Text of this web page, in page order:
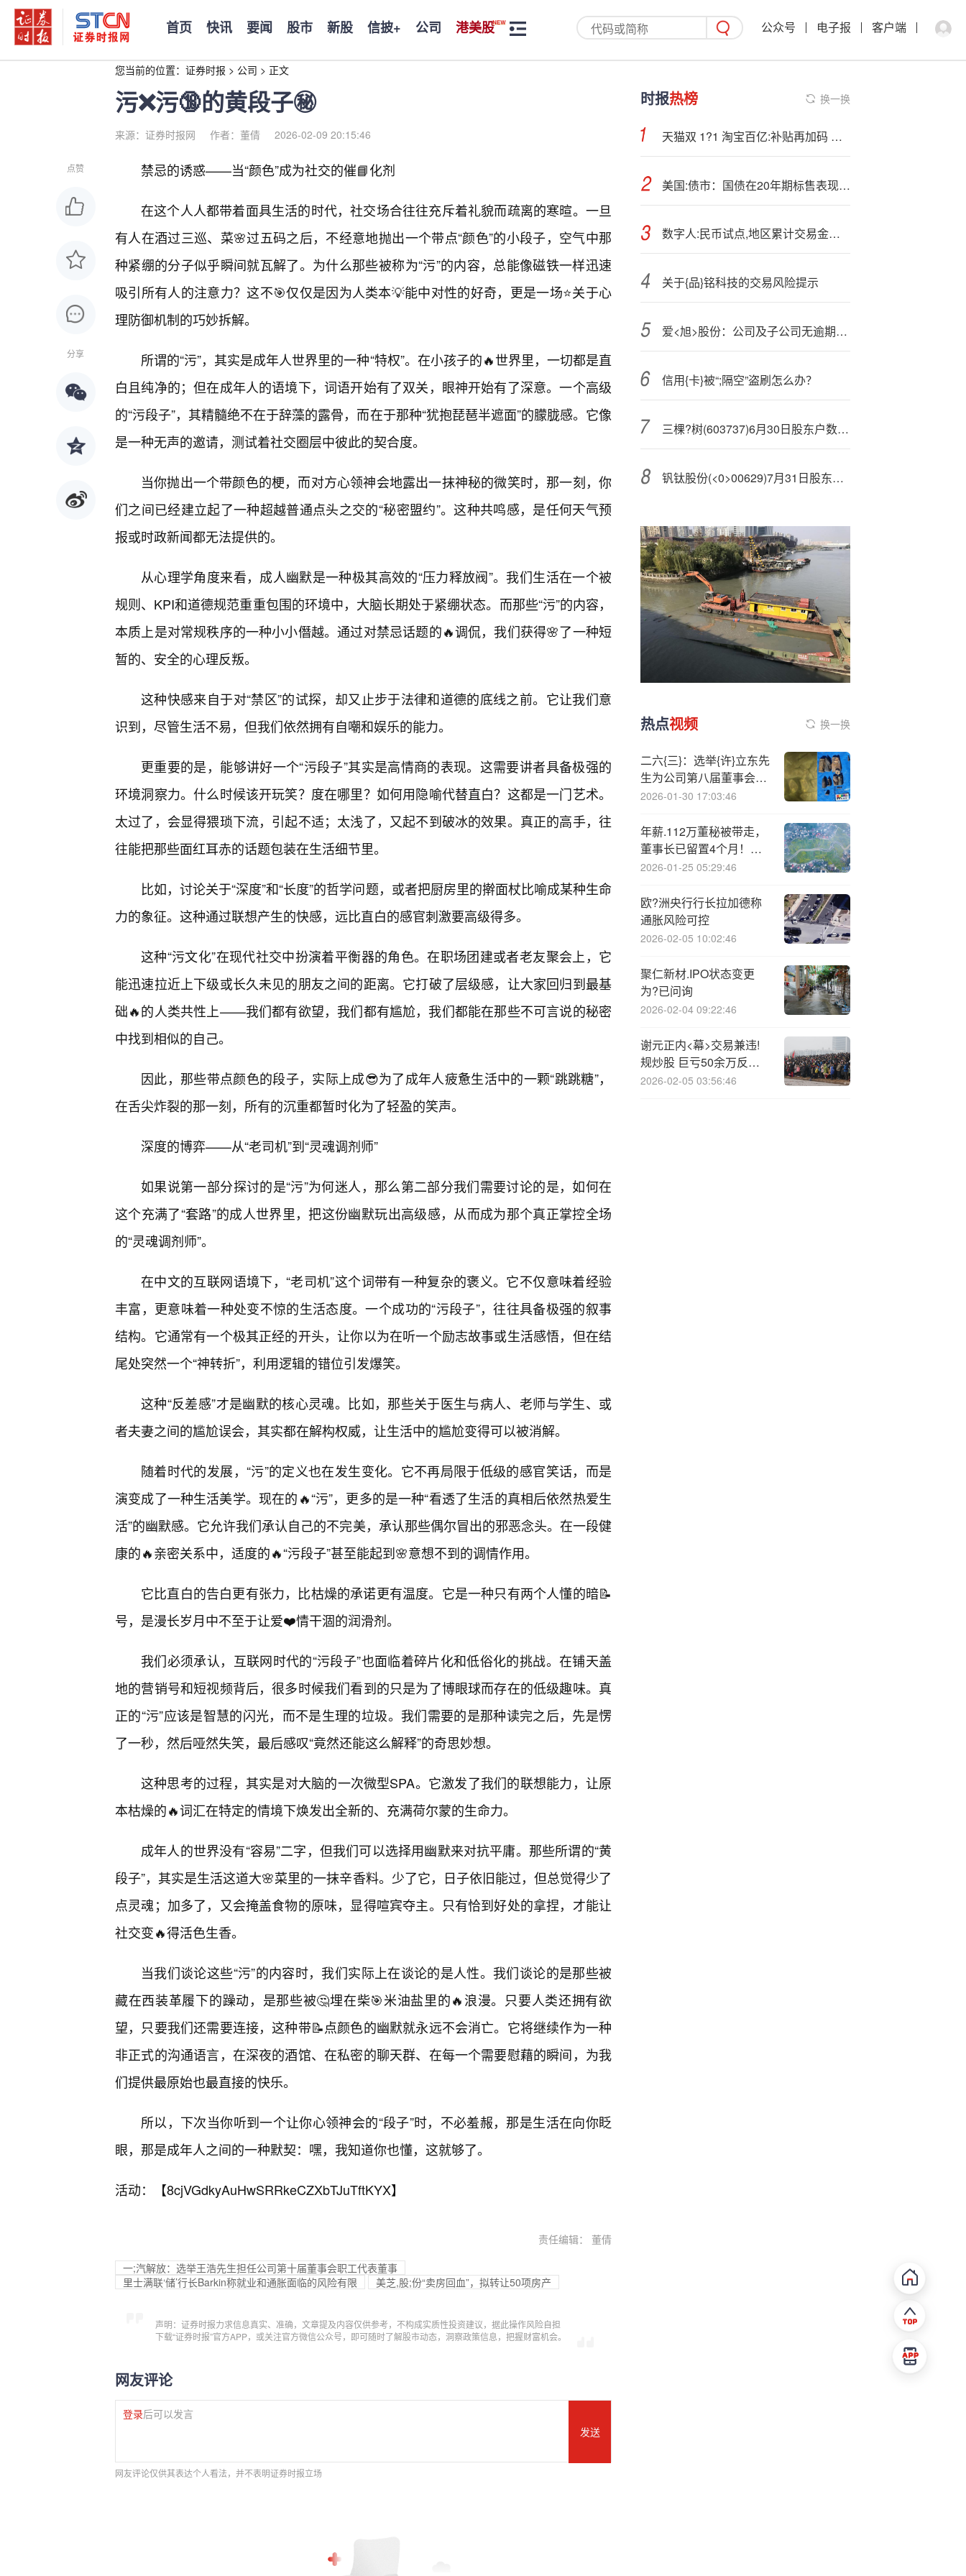
首页 快讯 要闻 股市 新股 信披+ 公司 港美股 公众号 电子报 客户端
您当前的位置： 证券时报 > 公司 > 正文
污❌污🔞的黄段子㊙️
来源：证券时报网 作者：董倩 2026-02-09 20:15:46
点赞
分享
禁忌的诱惑——当“颜色”成为社交的催📘化剂
在这个人人都带着面具生活的时代，社交场合往往充斥着礼貌而疏离的寒暄。一旦
有人在酒过三巡、菜🌸过五码之后，不经意地抛出一个带点“颜色”的小段子，空气中那
种紧绷的分子似乎瞬间就瓦解了。为什么那些被称为“污”的内容，总能像磁铁一样迅速
吸引所有人的注意力？这不🎯仅仅是因为人类本💡能中对性的好奇，更是一场⭐关于心
理防御机制的巧妙拆解。
所谓的“污”，其实是成年人世界里的一种“特权”。在小孩子的🔥世界里，一切都是直
白且纯净的；但在成年人的语境下，词语开始有了双关，眼神开始有了深意。一个高级
的“污段子”，其精髓绝不在于辞藻的露骨，而在于那种“犹抱琵琶半遮面”的朦胧感。它像
是一种无声的邀请，测试着社交圈层中彼此的契合度。
当你抛出一个带颜色的梗，而对方心领神会地露出一抹神秘的微笑时，那一刻，你
们之间已经建立起了一种超越普通点头之交的“秘密盟约”。这种共鸣感，是任何天气预
报或时政新闻都无法提供的。
从心理学角度来看，成人幽默是一种极其高效的“压力释放阀”。我们生活在一个被
规则、KPI和道德规范重重包围的环境中，大脑长期处于紧绷状态。而那些“污”的内容，
本质上是对常规秩序的一种小小僭越。通过对禁忌话题的🔥调侃，我们获得🌸了一种短
暂的、安全的心理反叛。
这种快感来自于对“禁区”的试探，却又止步于法律和道德的底线之前。它让我们意
识到，尽管生活不易，但我们依然拥有自嘲和娱乐的能力。
更重要的是，能够讲好一个“污段子”其实是高情商的表现。这需要讲者具备极强的
环境洞察力。什么时候该开玩笑？度在哪里？如何用隐喻代替直白？这都是一门艺术。
太过了，会显得猥琐下流，引起不适；太浅了，又起不到破冰的效果。真正的高手，往
往能把那些面红耳赤的话题包装在生活细节里。
比如，讨论关于“深度”和“长度”的哲学问题，或者把厨房里的擀面杖比喻成某种生命
力的象征。这种通过联想产生的快感，远比直白的感官刺激要高级得多。
这种“污文化”在现代社交中扮演着平衡器的角色。在职场团建或者老友聚会上，它
能迅速拉近上下级或长久未见的朋友之间的距离。它打破了层级感，让大家回归到最基
础🔥的人类共性上——我们都有欲望，我们都有尴尬，我们都能在那些不可言说的秘密
中找到相似的自己。
因此，那些带点颜色的段子，实际上成😎为了成年人疲惫生活中的一颗“跳跳糖”，
在舌尖炸裂的那一刻，所有的沉重都暂时化为了轻盈的笑声。
深度的博弈——从“老司机”到“灵魂调剂师”
如果说第一部分探讨的是“污”为何迷人，那么第二部分我们需要讨论的是，如何在
这个充满了“套路”的成人世界里，把这份幽默玩出高级感，从而成为那个真正掌控全场
的“灵魂调剂师”。
在中文的互联网语境下，“老司机”这个词带有一种复杂的褒义。它不仅意味着经验
丰富，更意味着一种处变不惊的生活态度。一个成功的“污段子”，往往具备极强的叙事
结构。它通常有一个极其正经的开头，让你以为在听一个励志故事或生活感悟，但在结
尾处突然一个“神转折”，利用逻辑的错位引发爆笑。
这种“反差感”才是幽默的核心灵魂。比如，那些关于医生与病人、老师与学生、或
者夫妻之间的尴尬误会，其实都在解构权威，让生活中的尴尬变得可以被消解。
随着时代的发展，“污”的定义也在发生变化。它不再局限于低级的感官笑话，而是
演变成了一种生活美学。现在的🔥“污”，更多的是一种“看透了生活的真相后依然热爱生
活”的幽默感。它允许我们承认自己的不完美，承认那些偶尔冒出的邪恶念头。在一段健
康的🔥亲密关系中，适度的🔥“污段子”甚至能起到🌸意想不到的调情作用。
它比直白的告白更有张力，比枯燥的承诺更有温度。它是一种只有两个人懂的暗📝
号，是漫长岁月中不至于让爱❤️情干涸的润滑剂。
我们必须承认，互联网时代的“污段子”也面临着碎片化和低俗化的挑战。在铺天盖
地的营销号和短视频背后，很多时候我们看到的只是为了博眼球而存在的低级趣味。真
正的“污”应该是智慧的闪光，而不是生理的垃圾。我们需要的是那种读完之后，先是愣
了一秒，然后哑然失笑，最后感叹“竟然还能这么解释”的奇思妙想。
这种思考的过程，其实是对大脑的一次微型SPA。它激发了我们的联想能力，让原
本枯燥的🔥词汇在特定的情境下焕发出全新的、充满荷尔蒙的生命力。
成年人的世界没有“容易”二字，但我们可以选择用幽默来对抗平庸。那些所谓的“黄
段子”，其实是生活这道大🌸菜里的一抹辛香料。少了它，日子依旧能过，但总觉得少了
点灵魂；加多了，又会掩盖食物的原味，显得喧宾夺主。只有恰到好处的拿捏，才能让
社交变🔥得活色生香。
当我们谈论这些“污”的内容时，我们实际上在谈论的是人性。我们谈论的是那些被
藏在西装革履下的躁动，是那些被🤔埋在柴🎯米油盐里的🔥浪漫。只要人类还拥有欲
望，只要我们还需要连接，这种带📝点颜色的幽默就永远不会消亡。它将继续作为一种
非正式的沟通语言，在深夜的酒馆、在私密的聊天群、在每一个需要慰藉的瞬间，为我
们提供最原始也最直接的快乐。
所以，下次当你听到一个让你心领神会的“段子”时，不必羞赧，那是生活在向你眨
眼，那是成年人之间的一种默契：嘿，我知道你也懂，这就够了。
活动：【8cjVGdkyAuHwSRRkeCZXbTJuTftKYX】
责任编辑： 董倩
一;汽解放：选举王浩先生担任公司第十届董事会职工代表董事
里士满联‘储’行长Barkin称就业和通胀面临的风险有限
美芝,股;份“卖房回血”，拟转让50项房产
声明：证券时报力求信息真实、准确，文章提及内容仅供参考，不构成实质性投资建议，据此操作风险自担
下载“证券时报”官方APP，或关注官方微信公众号，即可随时了解股市动态，洞察政策信息，把握财富机会。
网友评论
登录后可以发言
发送
网友评论仅供其表达个人看法，并不表明证券时报立场
时报热榜 换一换
天猫双 1?1 淘宝百亿:补贴再加码 每天发放“百亿金刚券”至高可省 3300 元
美国:债市：国债在20年期标售表现强劲之后保持小涨
数字人:民币试点,地区累计交易金额达14.2万亿元
关于{品}铭科技的交易风险提示
爱<旭>股份：公司及子公司无逾期担保的情况
信用{卡}被“;隔空”盗刷怎么办？
三棵?树(603737)6月30日股东户数1.42万户，较上期增加15.34%
钒钛股份(<0>00629)7月31日股东户数25.77万户，较上期减少1.45%
热点视频 换一换
二六{三}：选举{许}立东先
生为公司第八届董事会职
工代表董事
2026-01-30 17:03:46
年薪.112万董秘被带走，
董事长已留置4个月！富
森美又出事
2026-01-25 05:29:46
欧?洲央行行长拉加德称
通胀风险可控
2026-02-05 10:02:46
聚仁新材.IPO状态变更
为?已问询
2026-02-04 09:22:46
谢元正内<幕>交易兼违!
规炒股 巨亏50余万反收
153万天价罚单
2026-02-05 03:56:46